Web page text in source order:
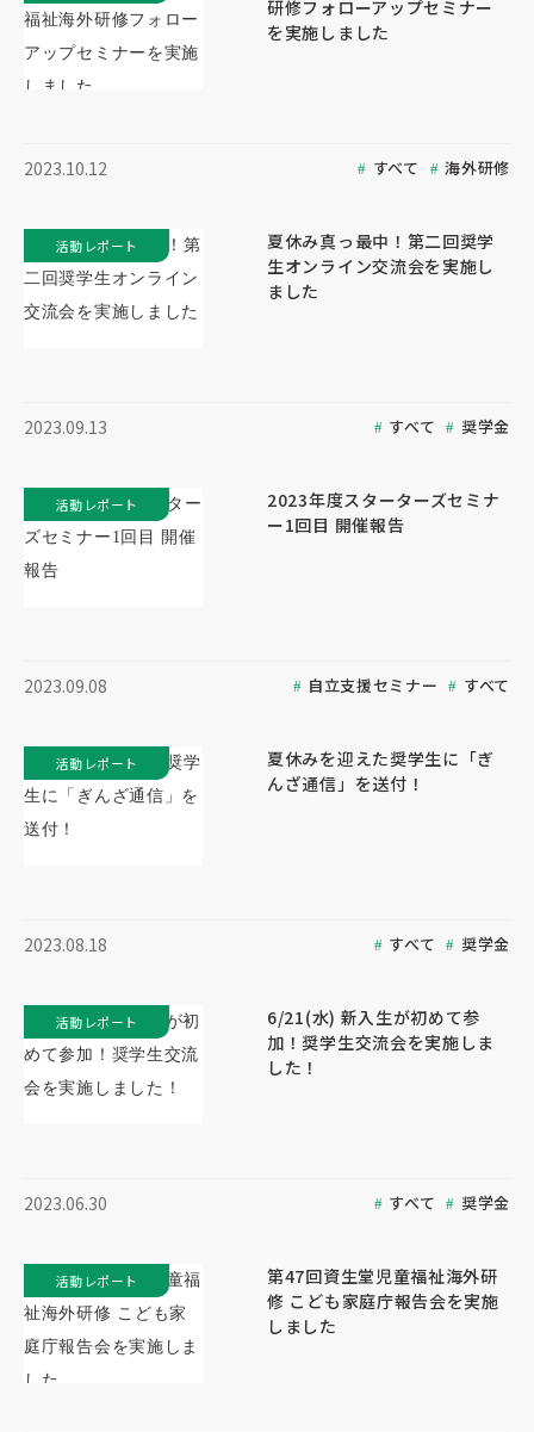
研修フォローアップセミナー
を実施しました
2023.10.12 すべて 海外研修
夏休み真っ最中！第二回奨学
生オンライン交流会を実施し
ました
2023.09.13 すべて 奨学金
活動レポート
2023年度スターターズセミナ
ー1回目 開催報告
2023.09.08 自立支援セミナー すべて
活動レポート
夏休みを迎えた奨学生に「ぎ
んざ通信」を送付！
2023.08.18 すべて 奨学金
活動レポート
6/21(水) 新入生が初めて参
加！奨学生交流会を実施しま
した！
2023.06.30 すべて 奨学金
活動レポート
第47回資生堂児童福祉海外研
修 こども家庭庁報告会を実施
しました
活動レポート